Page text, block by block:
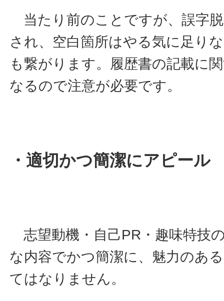
当たり前のことですが、誤字
され、空白箇所はやる気に足り
も繋がります。履歴書の記載に
なるので注意が必要です。
・適切かつ簡潔にアピール
志望動機・自己PR・趣味特技
な内容でかつ簡潔に、魅力のあ
てはなりません。